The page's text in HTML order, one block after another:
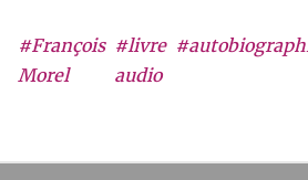
#François
Morel
#livre
audio